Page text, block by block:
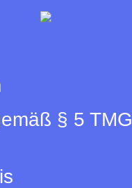
§ 5 TMG